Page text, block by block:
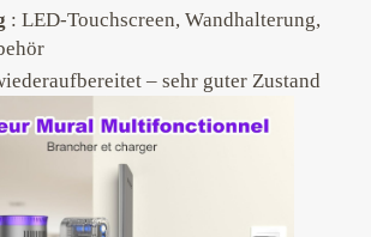
: LED-Touchscreen, Wandhalterung,
– sehr guter Zustand